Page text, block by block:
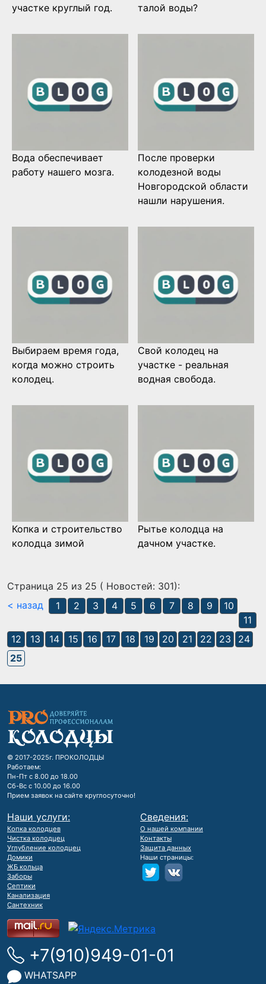
участке круглый год.
талой воды?
Вода обеспечивает
работу нашего мозга.
После проверки
колодезной воды
Новгородской области
нашли нарушения.
Выбираем время года,
когда можно строить
колодец.
Свой колодец на
участке - реальная
водная свобода.
Копка и строительство
колодца зимой
Рытье колодца на
дачном участке.
Страница 25 из 25 ( Новостей: 301):
< назад
1 2 3 4 5 6 7 8 9
10
11
12
13 14 15 16 17 18 19 20 21 22 23
24
25
© 2017-2025г. ПРОКОЛОДЦЫ
Работаем:
Пн-Пт с 8.00 до 18.00
Сб-Вс с 10.00 до 16.00
Прием заявок на сайте круглосуточно!
Наши услуги:
Копка колодцев
Чистка колодцец
Углубление колодцец
Домики
ЖБ кольца
Заборы
Септики
Канализация
Сантехник
Сведения:
О нашей компании
Контакты
Защита данных
Наши страницы:
+7(910)949-01-01
WHATSAPP